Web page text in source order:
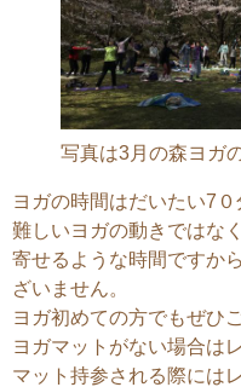
写真は3月の森ヨガ
ヨガの時間はだいたい7０
難しいヨガの動きではな
寄せるような時間ですか
ざいません。
ヨガ初めての方でもぜひ
ヨガマットがない場合は
マット持参される際には